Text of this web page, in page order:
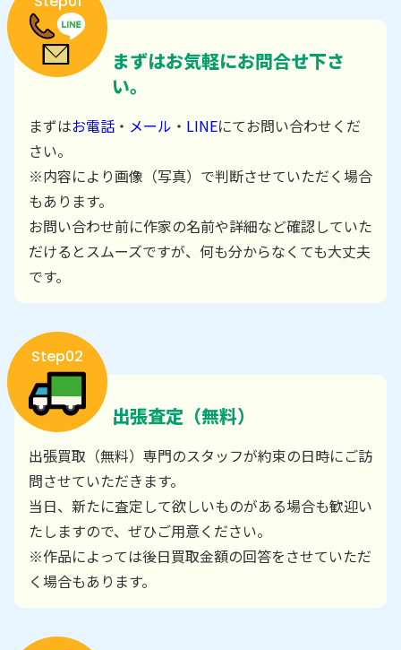
まずはお気軽にお問合せ下さ
い。
まずはお電話 ・ メール ・ LINEにてお問い合わせくだ
さい。
※内容により画像（写真）で判断させていただく場合
もあります。
お問い合わせ前に作家の名前や詳細など確認していた
だけるとスムーズですが、何も分からなくても大丈夫
です。
Step02
出張査定（無料）
出張買取（無料）専門のスタッフが約束の日時にご訪
問させていただきます。
当日、新たに査定して欲しいものがある場合も歓迎い
たしますので、ぜひご用意ください。
※作品によっては後日買取金額の回答をさせていただ
く場合もあります。